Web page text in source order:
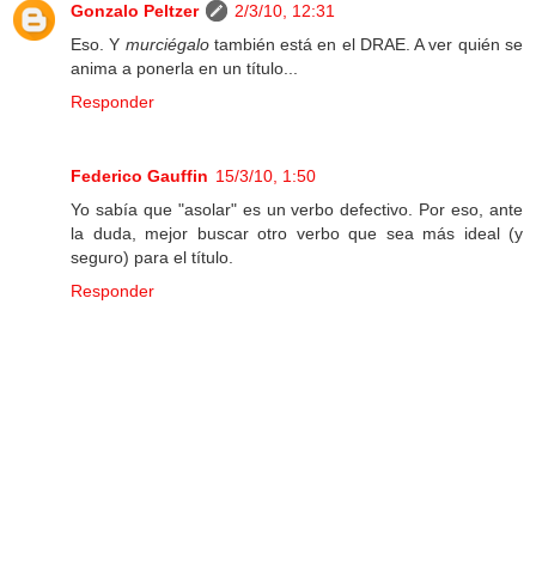
Gonzalo Peltzer
2/3/10, 12:31
Eso. Y murciégalotambién está en el DRAE. A ver quién se
anima a ponerla en un título...
Responder
Federico Gauffin 15/3/10, 1:50
Yo sabía que "asolar" es un verbo defectivo. Por eso, ante
la duda, mejor buscar otro verbo que sea más ideal (y
seguro) para el título.
Responder